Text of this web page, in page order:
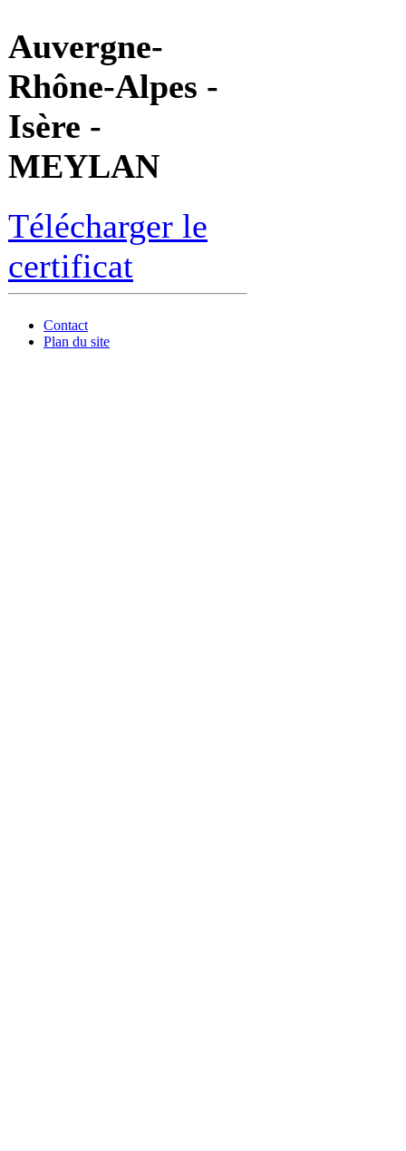
Auvergne-
Rhône-Alpes -
Isère -
MEYLAN
Télécharger le
certificat
Contact
Plan du site